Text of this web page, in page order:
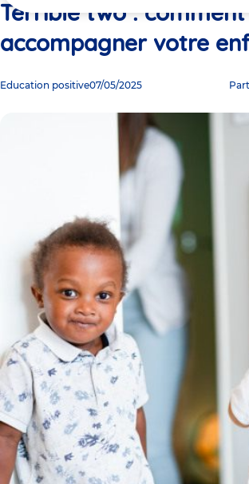
ici
Terrible two : comment
accompagner votre
Education positive07/05/2025